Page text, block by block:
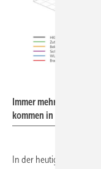
Immer mehr
kommen in die
In der heutigen